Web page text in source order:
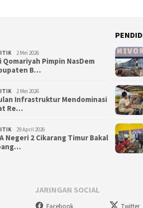
2 Mei 2026
Qomariyah Pimpin NasDem
B…
2 Mei 2026
Infrastruktur Mendominasi
Re…
29 April 2026
Negeri 2 Cikarang Timur Bakal
JARINGAN SOCIAL
Facebook Twitter